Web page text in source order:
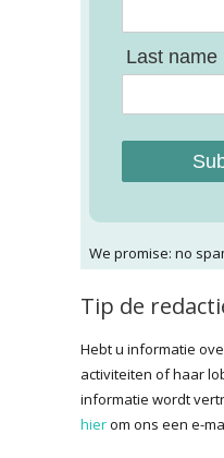
Last name
We promise: no
Tip de
Hebt u informatie
activiteiten of haar
informatie wordt
hierom ons een e-